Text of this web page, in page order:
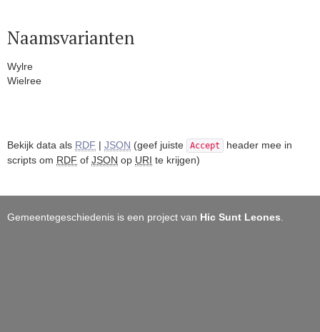
Naamsvarianten
Wylre
Wielree
Bekijk data als RDF | JSON (geef juiste Accept
header mee in
scripts om RDF of JSON op URI te krijgen)
Gemeentegeschiedenis is een project van Hic Sunt Leones